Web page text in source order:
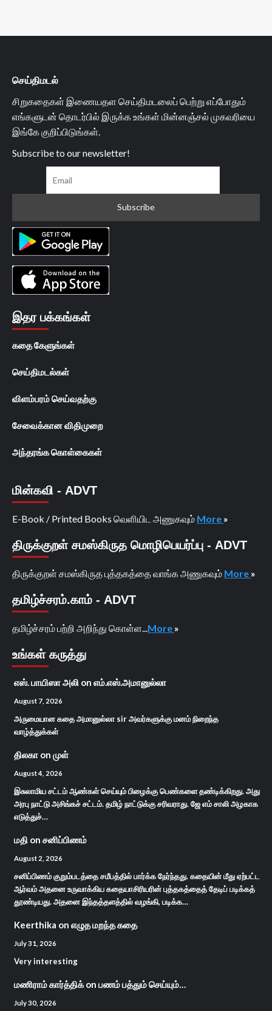
செய்திமடல்
சிறுகதைகள் இணையதள செய்திமடலைப் பெற்று எப்போதும்
எங்களுடன் தொடர்பில் இருக்க உங்கள் மின்னஞ்சல் முகவரியை
இங்கே குறிப்பிடுங்கள்.
Subscribe to our newsletter!
இதர பக்கங்கள்
கதை கேளுங்கள்
செய்திமடல்கள்
விளம்பரம் செய்வதற்கு
சேவைக்கான விதிமுறை
அந்தரங்க கொள்கைகள்
மின்கவி - ADVT
E-Book / Printed Books வெளியிட அணுகவும் More »
திருக்குறள் சமஸ்கிருத மொழிபெயர்ப்பு - ADVT
திருக்குறள் சமஸ்கிருத புத்தகத்தை வாங்க அணுகவும் More »
தமிழ்ச்சரம்.காம் - ADVT
தமிழ்ச்சரம் பற்றி அறிந்து கொள்ள... More »
உங்கள் கருத்து
எஸ். பாயிஸா அலி on எம்.எஸ்.அமானுல்லா
August 7, 2026
அருமையான கதை அமானுல்லா sir அவர்களுக்கு மனம் நிறைந்த
வாழ்த்துக்கள்
திலகா on முள்
August 4, 2026
இசுலாமிய சட்டம் ஆண்கள் செய்யும் பிழைக்கு பெண்களை தண்டிக்கிறது. அது
அரபு நாட்டு அசிங்கச் சட்டம். தமிழ் நாட்டுக்கு சரிவராது. ஜே எம் சாலி அழகாக
எடுத்துச்…
மதி on சனிப்பிணம்
August 2, 2026
சனிப்பிணம் குறும்படத்தை சமீபத்தில் பார்க்க நேர்ந்தது. கதையின் மீது ஏற்பட்ட
ஆர்வம் அதனை உருவாக்கிய கதையாசிரியரின் புத்தகத்தைத் தேடிப் படிக்கத்
தூண்டியது. அதனை இந்தத்தளத்தில் வழங்கி, படிக்க…
Keerthika on எழுத மறந்த கதை
July 31, 2026
Very interesting
மணிராம் கார்த்திக்on பணம் பத்தும் செய்யும்…
July 30, 2026